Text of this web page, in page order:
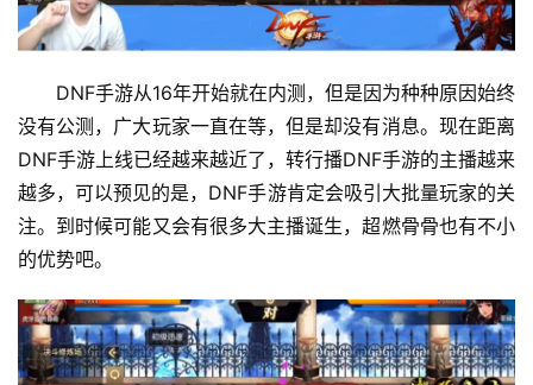
DNF手游从16年开始就在内测，但是因为种种原因始终
没有公测，广大玩家一直在等，但是却没有消息。现在距离
DNF手游上线已经越来越近了，转行播DNF手游的主播越来
越多，可以预见的是，DNF手游肯定会吸引大批量玩家的关
注。到时候可能又会有很多大主播诞生，超燃骨骨也有不小
的优势吧。